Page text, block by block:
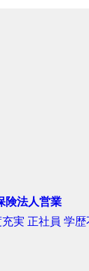
険法人営業
実 正社員 学歴